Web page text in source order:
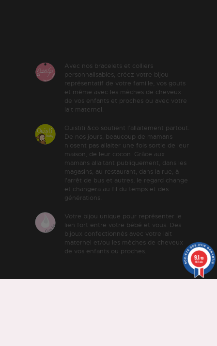
Avec nos bracelets et colliers
personnalisables, créez votre bijou
représentatif de votre famille, vos gouts
et même avec les mèches de cheveux
de vos enfants et proches ou avec votre
lait maternel.
Ouistiti &co soutient l’allaitement partout.
De nos jours, beaucoup de mamans
n'osent pas allaiter une fois sortie de leur
maison, de leur cocon. Grâce aux
mamans allaitant publiquement, dans les
magasins, au restaurant, dans la rue, à
l'arrêt de bus et autres, le regard change
et changera au fil du temps et des
générations.
Votre bijou unique pour représenter le
lien fort entre votre bébé et vous. Des
bijoux confectionnés avec votre lait
maternel et/ou les mèches de cheveux
de vos enfants ou proches.
9.1/10
643 avis